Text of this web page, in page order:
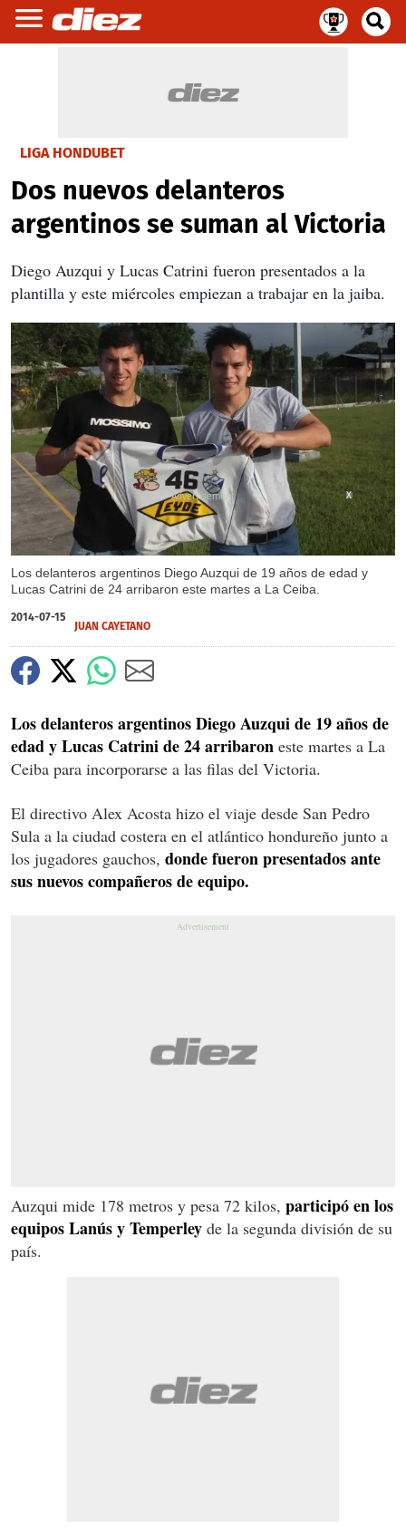
LIGA HONDUBET
Dos nuevos delanteros
argentinos se suman al Victoria
Diego Auzqui y Lucas Catrini fueron presentados a la
plantilla y este miércoles empiezan a trabajar en la jaiba.
Los delanteros argentinos Diego Auzqui de 19 años de edad y
Lucas Catrini de 24 arribaron este martes a La Ceiba.
X
2014-07-15
JUAN CAYETANO
Los delanteros argentinos Diego Auzqui de 19 años de
edad y Lucas Catrini de 24 arribaron este martes a La
Ceiba para incorporarse a las filas del Victoria.
El directivo Alex Acosta hizo el viaje desde San Pedro
Sula a la ciudad costera en el atlántico hondureño junto a
los jugadores gauchos, donde fueron presentados ante
sus nuevos compañeros de equipo.
Auzqui mide 178 metros y pesa 72 kilos, participó en los
equipos Lanús y Temperley de la segunda división de su
país.